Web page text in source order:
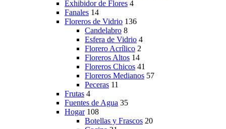
Exhibidor de Flores 4
Fanales 14
Floreros de Vidrio 136
Candelabro 8
Esfera de Vidrio 4
Florero Acrílico 2
Floreros Altos 14
Floreros Chicos 41
Floreros Medianos 57
Peceras 11
Frutas 4
Fuentes de Agua 35
Hogar 108
Botellas y Frascos 20